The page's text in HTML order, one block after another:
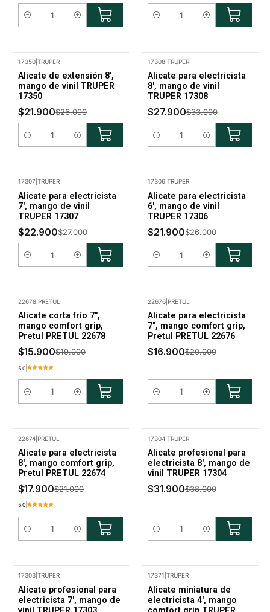
Cantidad Cantidad
17350 |TRUPER
Alicate de extensión 8',
mango de vinil TRUPER
17350
$21.900$26.000
Cantidad
17308| TRUPER
Alicate para electricista
8', mango de vinil
TRUPER 17308
$27.900$33.000
Cantidad
17307 |TRUPER
Alicate para electricista
7', mango de vinil
TRUPER 17307
$22.900$27.000
Cantidad
17306| TRUPER
Alicate para electricista
6', mango de vinil
TRUPER 17306
$21.900$26.000
Cantidad
22678 PRETUL
Alicate corta frío 7",
mango comfort grip,
Pretul PRETUL 22678
$15.900$19.000
5.0
Cantidad
22676| PRETUL
Alicate para electricista
7", mango comfort grip,
Pretul PRETUL 22676
$16.900$20.000
Cantidad
22674 PRETUL
Alicate para electricista
8', mango comfort grip,
Pretul PRETUL 22674
$17.900$21.000
5.0
Cantidad
17304| TRUPER
Alicate profesional para
electricista 8', mango de
vinil TRUPER 17304
$31.900$38.000
Cantidad
17303 |TRUPER
Alicate profesional para
electricista 7', mango de
vinil TRUPER 17303
17371 TRUPER
Alicate miniatura de
electricista 4', mango
comfort grip TRUPER